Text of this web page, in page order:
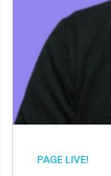
PAGE LIVE!